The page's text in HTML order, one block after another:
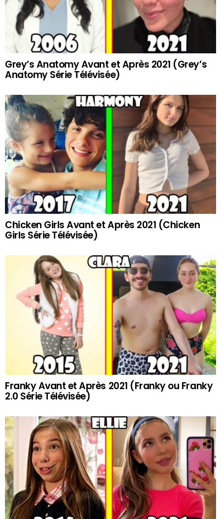
Grey’s Anatomy Avant et Après 2021 (Grey’s
Anatomy Série Télévisée)
Chicken Girls Avant et Après 2021 (Chicken
Girls Série Télévisée)
Franky Avant et Après 2021 (Franky ou Franky
2.0 Série Télévisée)